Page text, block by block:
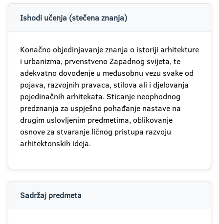
Ishodi učenja (stečena znanja)
Konačno objedinjavanje znanja o istoriji arhitekture
i urbanizma, prvenstveno Zapadnog svijeta, te
adekvatno dovođenje u međusobnu vezu svake od
pojava, razvojnih pravaca, stilova ali i djelovanja
pojedinačnih arhitekata. Sticanje neophodnog
predznanja za uspješno pohađanje nastave na
drugim uslovljenim predmetima, oblikovanje
osnove za stvaranje ličnog pristupa razvoju
arhitektonskih ideja.
Sadržaj predmeta